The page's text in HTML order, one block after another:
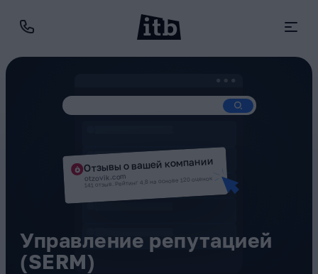
Отзывы о вашей компании
otzovik.com
141 отзыв. Рейтинг 4.8 на основе 120 оценок
Управление репутацией
(SERM)